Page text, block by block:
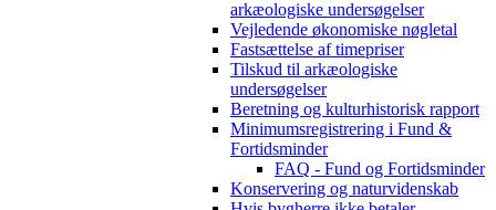
arkæologiske undersøgelser
Vejledende økonomiske nøgletal
Fastsættelse af timepriser
Tilskud til arkæologiske
undersøgelser
Beretning og kulturhistorisk rapport
Minimumsregistrering i Fund &
Fortidsminder
FAQ - Fund og Fortidsminder
Konservering og naturvidenskab